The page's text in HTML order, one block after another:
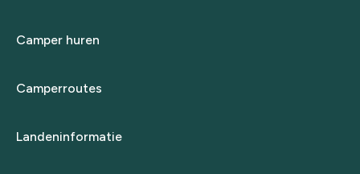
Camper huren
Camperroutes
Landeninformatie